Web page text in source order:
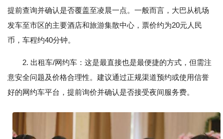
提前查询并确认是否覆盖至凌晨一点。一般而言，大巴从机场
发车至市区的主要酒店和旅游集散中心，票价约为20元人民
币，车程约40分钟。
2. 出租车/网约车：这是最直接也是最便捷的方式，但需注
意安全问题及价格合理性。建议通过正规渠道预约或使用信誉
好的网约车平台，提前询价并确认是否接受夜间服务费。